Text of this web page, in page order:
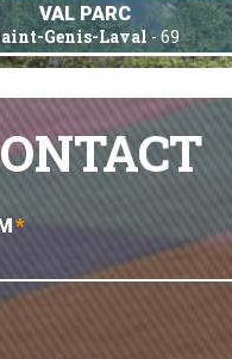
VAL PARC
Genis-Laval- 69
*